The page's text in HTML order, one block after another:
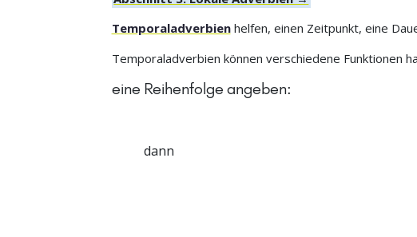
Temporaladverbienhelfen, einen Zeitpunkt, eine
Temporaladverbien können verschiedene Funktionen
eine Reihenfolge angeben: